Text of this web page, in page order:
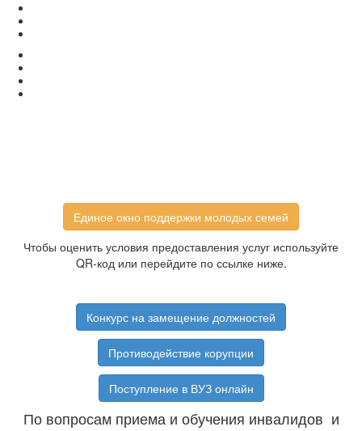
Единое окно поддержки молодых семей
Чтобы оценить условия предоставления услуг используйте
QR-код или перейдите по ссылке ниже.
Конкурс на замещение должностей
Противодействие корупции
Поступление в ВУЗ онлайн
По вопросам приема и обучения инвалидов и